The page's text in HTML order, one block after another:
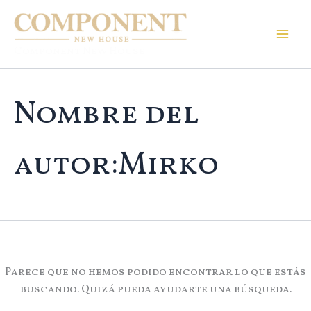
contenido
Nombre del
autor:Mirko
Parece que no hemos podido encontrar lo que estás
buscando. Quizá pueda ayudarte una búsqueda.
por: